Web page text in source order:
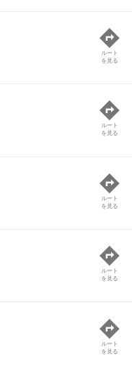
ルート
を見る
ルート
を見る
ルート
を見る
ルート
を見る
ルート
を見る